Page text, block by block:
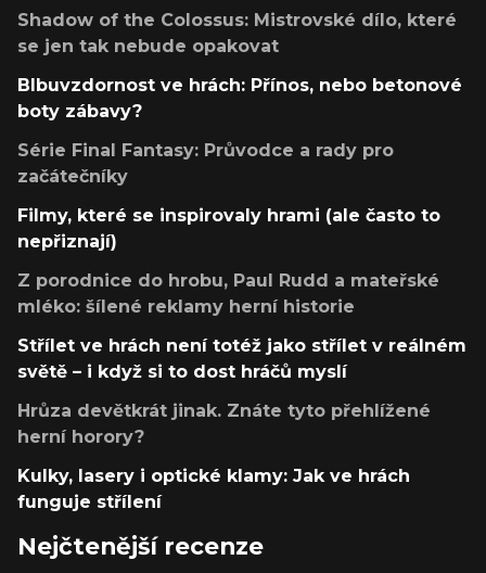
Shadow of the Colossus: Mistrovské dílo, které
se jen tak nebude opakovat
Blbuvzdornost ve hrách: Přínos, nebo betonové
boty zábavy?
Série Final Fantasy: Průvodce a rady pro
začátečníky
Filmy, které se inspirovaly hrami (ale často to
nepřiznají)
Z porodnice do hrobu, Paul Rudd a mateřské
mléko: šílené reklamy herní historie
Střílet ve hrách není totéž jako střílet v reálném
světě – i když si to dost hráčů myslí
Hrůza devětkrát jinak. Znáte tyto přehlížené
herní horory?
Kulky, lasery i optické klamy: Jak ve hrách
funguje střílení
Nejčtenější recenze